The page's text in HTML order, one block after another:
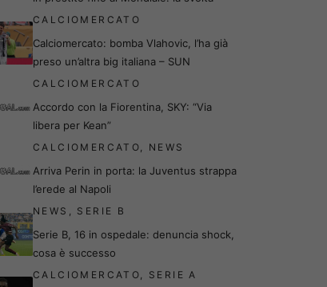
CALCIOMERCATO
Calciomercato: bomba Vlahovic, l’ha già
preso un’altra big italiana – SUN
CALCIOMERCATO
Accordo con la Fiorentina, SKY: “Via
libera per Kean”
CALCIOMERCATO, NEWS
Arriva Perin in porta: la Juventus strappa
l’erede al Napoli
NEWS , SERIE B
Serie B, 16 in ospedale: denuncia shock,
cosa è successo
CALCIOMERCATO, SERIE A